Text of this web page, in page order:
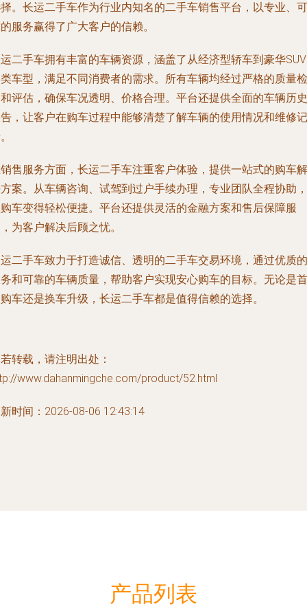
。长运二手车作为行业内知名的二手车销售平台，以专业、可
服务赢得了广大客户的信赖。
二手车拥有丰富的车辆资源，涵盖了从经济型轿车到豪华
车型，满足不同消费者的需求。所有车辆均经过严格的质量检
评估，确保车况透明、价格合理。平台还提供全面的车辆历史
，让客户在购车过程中能够清楚了解车辆的使用情况和维修记
售服务方面，长运二手车注重客户体验，提供一站式的购车解
案。从车辆咨询、试驾到过户手续办理，专业团队全程协助，
车变得轻松便捷。平台还提供灵活的金融方案和售后保障服
为客户解决后顾之忧。
二手车致力于打造诚信、透明的二手车交易环境，通过优质的
和可靠的车辆质量，帮助客户实现安心购车的目标。无论是首
车还是换车升级，长运二手车都是值得信赖的选择。
转载，请注明出处：
www.dahanmingche.com/product/52.html
时间：2026-08-06 12:43:14
产品列表